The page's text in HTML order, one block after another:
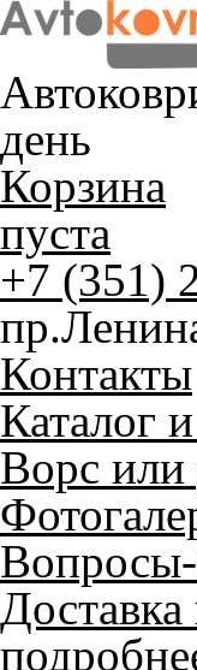
день
Корзина
пуста
+7 (351)
Контакты
Каталог
Ворс или
Доставка